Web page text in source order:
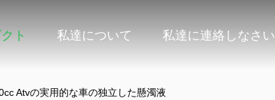
ト 私達について 私達に連絡しなさい
Atvの実用的な車の独立した懸濁液